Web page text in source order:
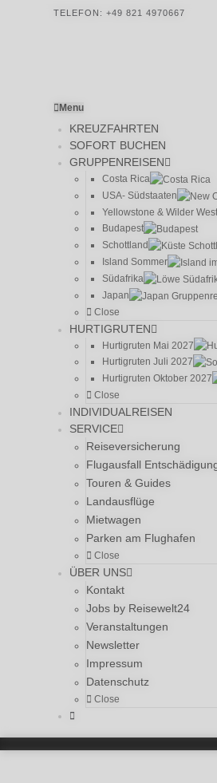
TELEFON: +49 821 4970667
Menu
KREUZFAHRTEN
SOFORT BUCHEN
GRUPPENREISEN
Costa Rica
USA- Südstaaten
Yellowstone & Wilder
Budapest
Schottland
Island Sommer
Südafrika
Japan
Close
HURTIGRUTEN
Hurtigruten Mai 2027
Hurtigruten Juli 2027
Hurtigruten Oktober 2027
Close
INDIVIDUALREISEN
SERVICE
Reiseversicherung
Flugausfall
Touren & Guides
Landausflüge
Mietwagen
Parken am Flughafen
Close
ÜBER UNS
Kontakt
Jobs by Reisewelt24
Veranstaltungen
Newsletter
Impressum
Datenschutz
Close
GRUPPENREISEN BY
Sie sehen gerade
eigentlichen Inhalt
beachten Sie, dass
Inhalt entsperren
Weitere Informationen